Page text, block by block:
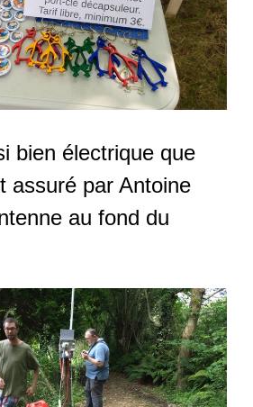
bien électrique que
assuré par Antoine
au fond du